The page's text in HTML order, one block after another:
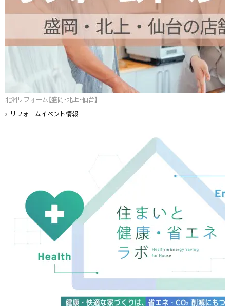
北洲リフォーム【盛岡・北上・仙台】
リフォームイベント情報